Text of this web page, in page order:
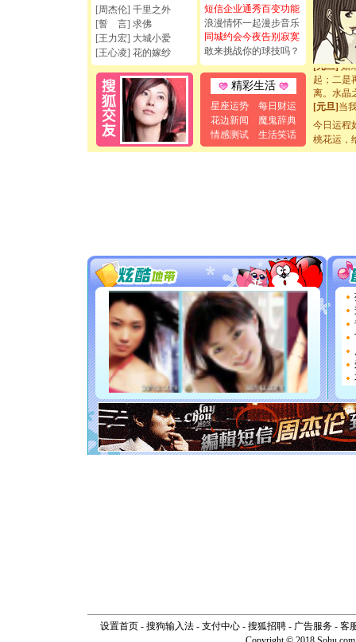
[周杰伦] 千里之外
[誓 言] 求佛
[王力宏] 大城小爱
[王心凌] 花的嫁纱
短信企业通秀百变功能
浪漫情怀一起漫步音乐
同城约会今夜告别寂寞
敢来挑战你的球技吗？
精彩生活
星座运势
每日财运
花边新闻
魔鬼辞典
情感测试
生活笑话
如意,快
[元旦]看
断电。爱
你是我专
[元旦]如
起；二是
离。水晶
[元旦] 当
卖了。水
[春节]风
[圣诞节]
能正大
天都要快
[圣诞节]
如意,快
[元旦]
看
断电。
你是我
[元旦]
如
起；二
离。水晶
[元旦]当
泣，这痛
卖了。水
[春节]风
今日运程
桃花运，
设置首页- 搜狗输入法- 支付中心- 搜狐招聘- 广告服务- 客